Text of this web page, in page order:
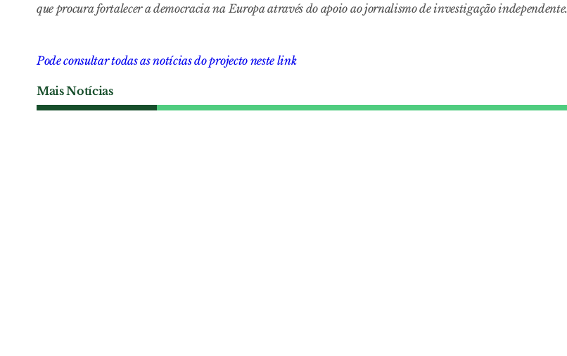
que procura fortalecer a democracia na Europa através do apoio ao jornalismo de investigação independente.
Pode consultar todas as notícias do projecto neste link
Mais Notícias